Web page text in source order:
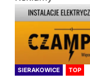
SIERAKOWICE TOP